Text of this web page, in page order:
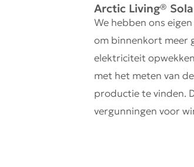
Arctic Living®
We hebben ons
om binnenkort meer
elektriciteit
met het meten van
productie te vinden.
vergunningen voor